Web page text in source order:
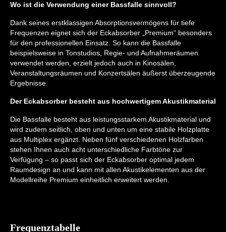
Wo ist die Verwendung einer Bassfalle sinnvoll?
Dank seines erstklassigen Absorptionsvermögens für tiefe
Frequenzen eignet sich der Eckabsorber „Premium“ besonders
für den professionellen Einsatz. So kann die Bassfalle
beispielsweise in Tonstudios, Regie- und Aufnahmeräumen
verwendet werden, erzielt jedoch auch in Kinosälen,
Veranstaltungsräumen und Konzertsälen äußerst überzeugende
Ergebnisse.
Der Eckabsorber besteht aus hochwertigem Akustikmaterial
Die Bassfalle besteht aus leistungsstarkem Akustikmaterial und
wird zudem seitlich, oben und unten um eine stabile Holzplatte
aus Multiplex ergänzt. Neben fünf verschiedenen Holzfarben
stehen Ihnen auch acht unterschiedliche Farbtöne zur
Verfügung – so passt sich der Eckabsorber optimal jedem
Raumdesign an und kann mit allen Akustikelementen aus der
Modellreihe Premium einheitlich erweitert werden.
Frequenztabelle